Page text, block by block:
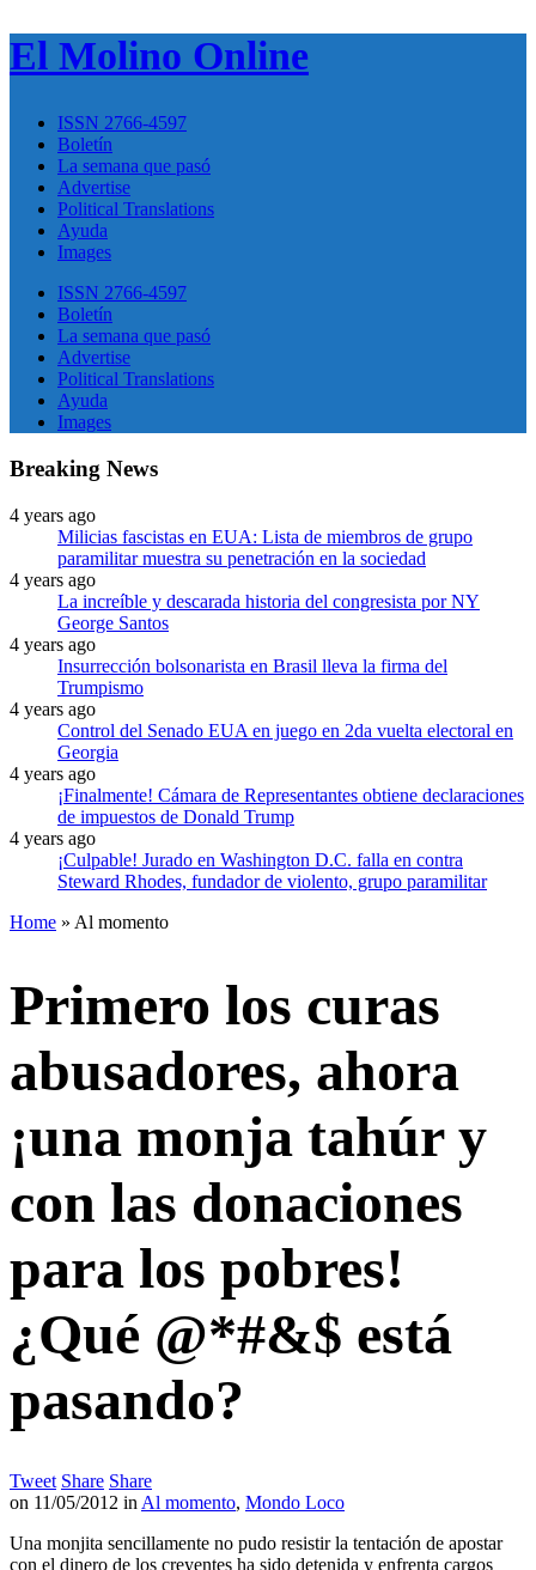
El Molino Online
ISSN 2766-4597
Boletín
La semana que pasó
Advertise
Political Translations
Ayuda
Images
ISSN 2766-4597
Boletín
La semana que pasó
Advertise
Political Translations
Ayuda
Images
Breaking News
4 years ago
Milicias fascistas en EUA: Lista de miembros de grupo
paramilitar muestra su penetración en la sociedad
4 years ago
La increíble y descarada historia del congresista por NY
George Santos
4 years ago
Insurrección bolsonarista en Brasil lleva la firma del
Trumpismo
4 years ago
Control del Senado EUA en juego en 2da vuelta electoral en
Georgia
4 years ago
¡Finalmente! Cámara de Representantes obtiene declaraciones
de impuestos de Donald Trump
4 years ago
¡Culpable! Jurado en Washington D.C. falla en contra
Steward Rhodes, fundador de violento, grupo paramilitar
Home » Al momento
Primero los curas
abusadores, ahora
¡una monja tahúr y
con las donaciones
para los pobres!
¿Qué @*#&$ está
pasando?
Tweet Share Share
on 11/05/2012 in Al momento, Mondo Loco
Una monjita sencillamente no pudo resistir la tentación de apostar
con el dinero de los creyentes ha sido detenida y enfrenta cargos